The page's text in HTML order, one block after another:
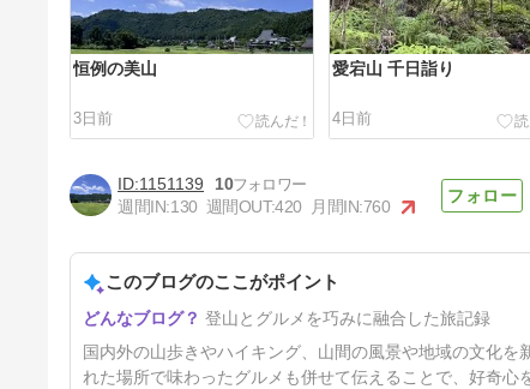
恒例の美山
3日前
愛宕山 千日詣り
4日前
北アルプス 七倉岳（船窪小
屋）?
10日前
1151139
10
週間IN:130 週間OUT:420 月間IN:760
このブログのここがポイント
登山とグルメを巧みに融合した旅記録
国内外の山歩きやハイキング、山間の風景や地域の文化
れた場所で味わったグルメも併せて伝えることで、好奇